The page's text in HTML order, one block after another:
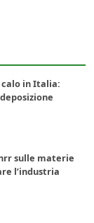
in Italia:
sulle materie
l’industria